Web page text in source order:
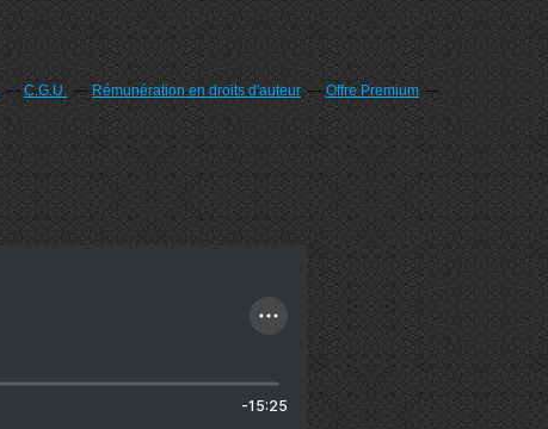
C.G.U. Rémunération en droits d'auteur
Offre Premium
-15:25